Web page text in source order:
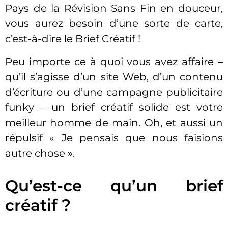
Pays de la Révision Sans Fin en douceur,
vous aurez besoin d’une sorte de carte,
c’est-à-dire le Brief Créatif !
Peu importe ce à quoi vous avez affaire –
qu’il s’agisse d’un site Web, d’un contenu
d’écriture ou d’une campagne publicitaire
funky – un brief créatif solide est votre
meilleur homme de main. Oh, et aussi un
répulsif « Je pensais que nous faisions
autre chose ».
Qu’est-ce qu’un brief
créatif ?